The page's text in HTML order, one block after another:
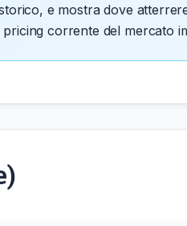
e mostra dove
corrente del mercato